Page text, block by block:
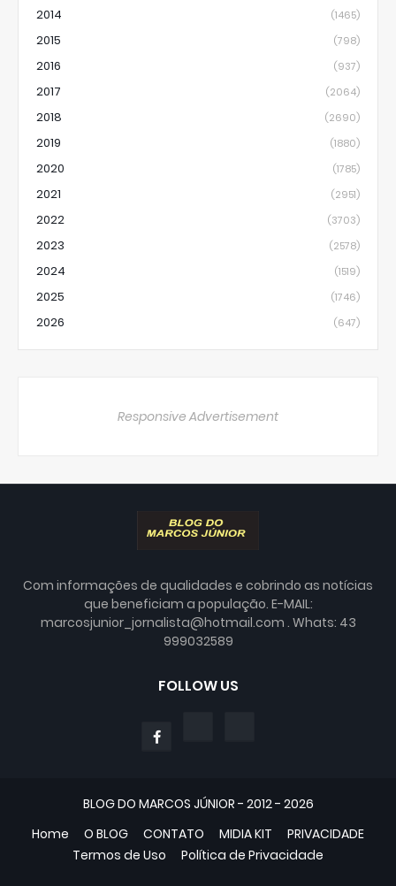
2014 (1465)
2015 (798)
2016 (937)
2017 (2064)
2018 (2690)
2019 (1880)
2020 (1785)
2021 (2951)
2022 (3703)
2023 (2578)
2024 (1519)
2025 (1746)
2026 (647)
Responsive Advertisement
Com informações de qualidades e cobrindo as notícias
que beneficiam a população. E-MAIL:
marcosjunior_jornalista@hotmail.com . Whats: 43
999032589
FOLLOW US
BLOG DO MARCOS JÚNIOR - 2012 - 2026
Home
O BLOG CONTATO MIDIA KIT
PRIVACIDADE
Termos de Uso
Política de Privacidade